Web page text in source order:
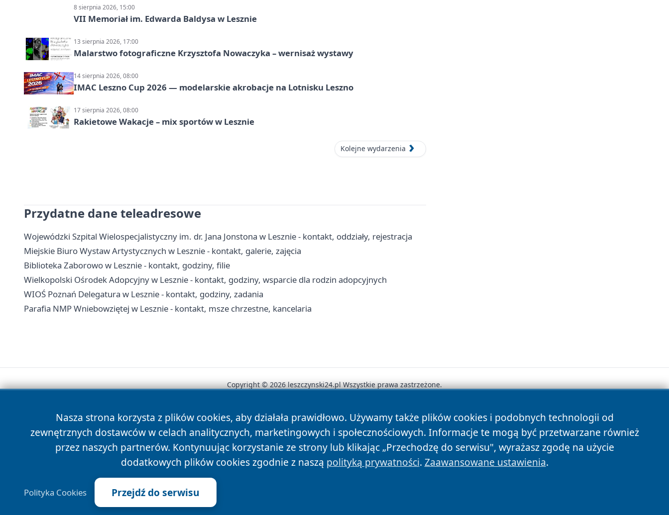
8 sierpnia 2026, 15:00
VII Memoriał im. Edwarda Baldysa w Lesznie
13 sierpnia 2026, 17:00
Malarstwo fotograficzne Krzysztofa Nowaczyka – wernisaż wystawy
14 sierpnia 2026, 08:00
IMAC Leszno Cup 2026 — modelarskie akrobacje na Lotnisku Leszno
17 sierpnia 2026, 08:00
Rakietowe Wakacje – mix sportów w Lesznie
Kolejne wydarzenia
Przydatne dane teleadresowe
Wojewódzki Szpital Wielospecjalistyczny im. dr. Jana Jonstona w Lesznie - kontakt, oddziały, rejestracja
Miejskie Biuro Wystaw Artystycznych w Lesznie - kontakt, galerie, zajęcia
Biblioteka Zaborowo w Lesznie - kontakt, godziny, filie
Wielkopolski Ośrodek Adopcyjny w Lesznie - kontakt, godziny, wsparcie dla rodzin adopcyjnych
WIOŚ Poznań Delegatura w Lesznie - kontakt, godziny, zadania
Parafia NMP Wniebowziętej w Lesznie - kontakt, msze chrzestne, kancelaria
Nasza strona korzysta z plików cookies, aby działała prawidłowo. Używamy także plików cookies i podobnych technologii od
zewnętrznych dostawców w celach analitycznych, marketingowych i społecznościowych. Informacje te mogą być przetwarzane również
przez naszych partnerów. Kontynuując korzystanie ze strony lub klikając „Przechodzę do serwisu", wyrażasz zgodę na użycie
dodatkowych plików cookies zgodnie z naszą polityką prywatności. Zaawansowane ustawienia.
Polityka Cookies Przejdź do serwisu
Copyright © 2026 leszczynski24.pl Wszystkie prawa zastrzeżone.
News Autorzy Polityka Prywatności Polityka Cookies